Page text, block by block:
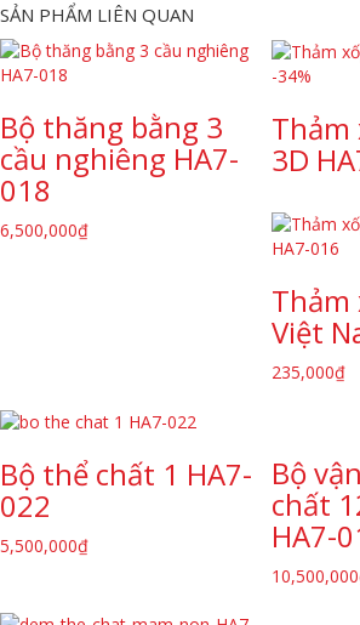
SẢN PHẨM LIÊN QUAN
Bộ thăng bằng 3
cầu nghiêng HA7-
018
6,500,000₫
-34%
Thảm
3D
Thảm
Việt
235,000₫
Bộ thể chất 1 HA7-
022
5,500,000₫
Bộ
chất
HA7-
10,500,000